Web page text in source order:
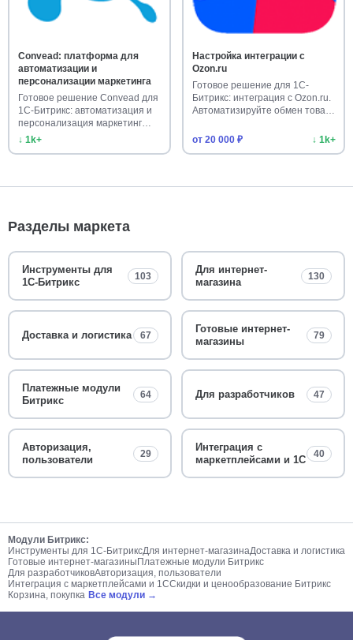
Convead: платформа для
автоматизации и
персонализации маркетинга
Готовое решение Convead для
1С-Битрикс: автоматизация и
персонализация маркетинг…
↓ 1k+
Настройка интеграции с
Ozon.ru
Готовое решение для 1С-
Битрикс: интеграция с Ozon.ru.
Автоматизируйте обмен това…
от 20 000 ₽ ↓ 1k+
Разделы маркета
Инструменты для
1С-Битрикс
103
Для интернет-
магазина
130
Доставка и логистика 67
Готовые интернет-
магазины
79
Платежные модули
Битрикс
64 Для разработчиков 47
Авторизация,
пользователи
29
Интеграция с
маркетплейсами и 1С
40
Модули Битрикс:
Инструменты для 1С-БитриксДля интернет-магазинаДоставка и логистика
Готовые интернет-магазины Платежные модули Битрикс
Для разработчиковАвторизация, пользователи
Интеграция с маркетплейсами и 1ССкидки и ценообразование Битрикс
Корзина, покупка Все модули →